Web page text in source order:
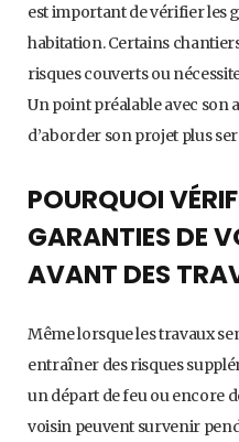
est important de vérifier les
habitation. Certains
risques couverts ou
Un point préalable avec son
d’aborder son projet plus
POURQUOI
GARANTIES DE
AVANT DES
Même lorsque les travaux
entraîner des risques
un départ de feu ou encore
voisin peuvent survenir